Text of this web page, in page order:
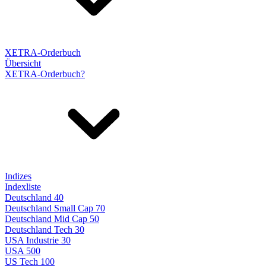
XETRA-Orderbuch
Übersicht
XETRA-Orderbuch?
Indizes
Indexliste
Deutschland 40
Deutschland Small Cap 70
Deutschland Mid Cap 50
Deutschland Tech 30
USA Industrie 30
USA 500
US Tech 100